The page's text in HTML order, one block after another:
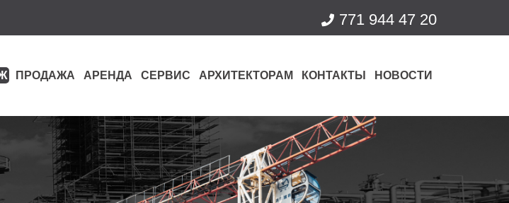
771 944 47 20
ПРОДАЖА АРЕНДА СЕРВИС АРХИТЕКТОРАМ КОНТАКТЫ НОВОСТИ